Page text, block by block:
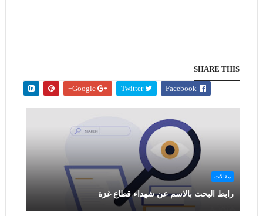
SHARE THIS
Facebook
Twitter
Google+
مقالات
رابط البحث بالاسم عن شهداء قطاع غزة